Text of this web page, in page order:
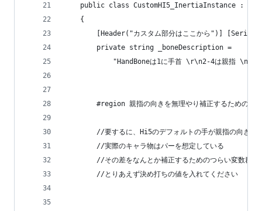
public class CustomHI5_InertiaInstance :
    {
[Header("カスタム部分はここから")]
        private string _boneDescription =
"HandBoneは1に手首 \r\n2-4は親指 \n6-
#region 親指の向きを無理やり補正するための
//要するに、Hi5のデフォルトの手が親指の向きが
        //実際のキャラ物はパーを想定している
        //その差をなんとか補正するためのつらい変数群
        //とりあえず決め打ちの値を入れてください